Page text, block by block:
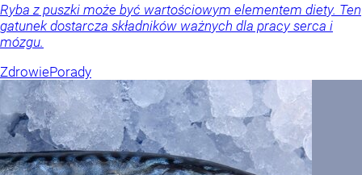
Ryba z puszki może być wartościowym elementem diety. Ten
gatunek dostarcza składników ważnych dla pracy serca i
mózgu.
ZdrowiePorady